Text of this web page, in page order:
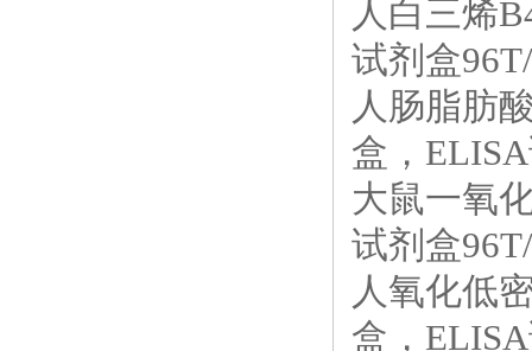
人白三烯
试剂盒
人肠脂肪
盒，
大鼠一氧
试剂盒
人氧化低
盒，